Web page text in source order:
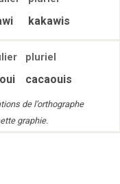
kakawis
pluriel
cacaouis
de l’orthographe
graphie.